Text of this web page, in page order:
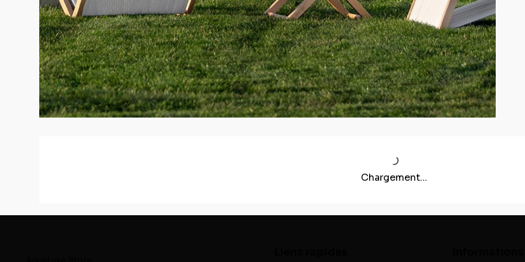
Chargement...